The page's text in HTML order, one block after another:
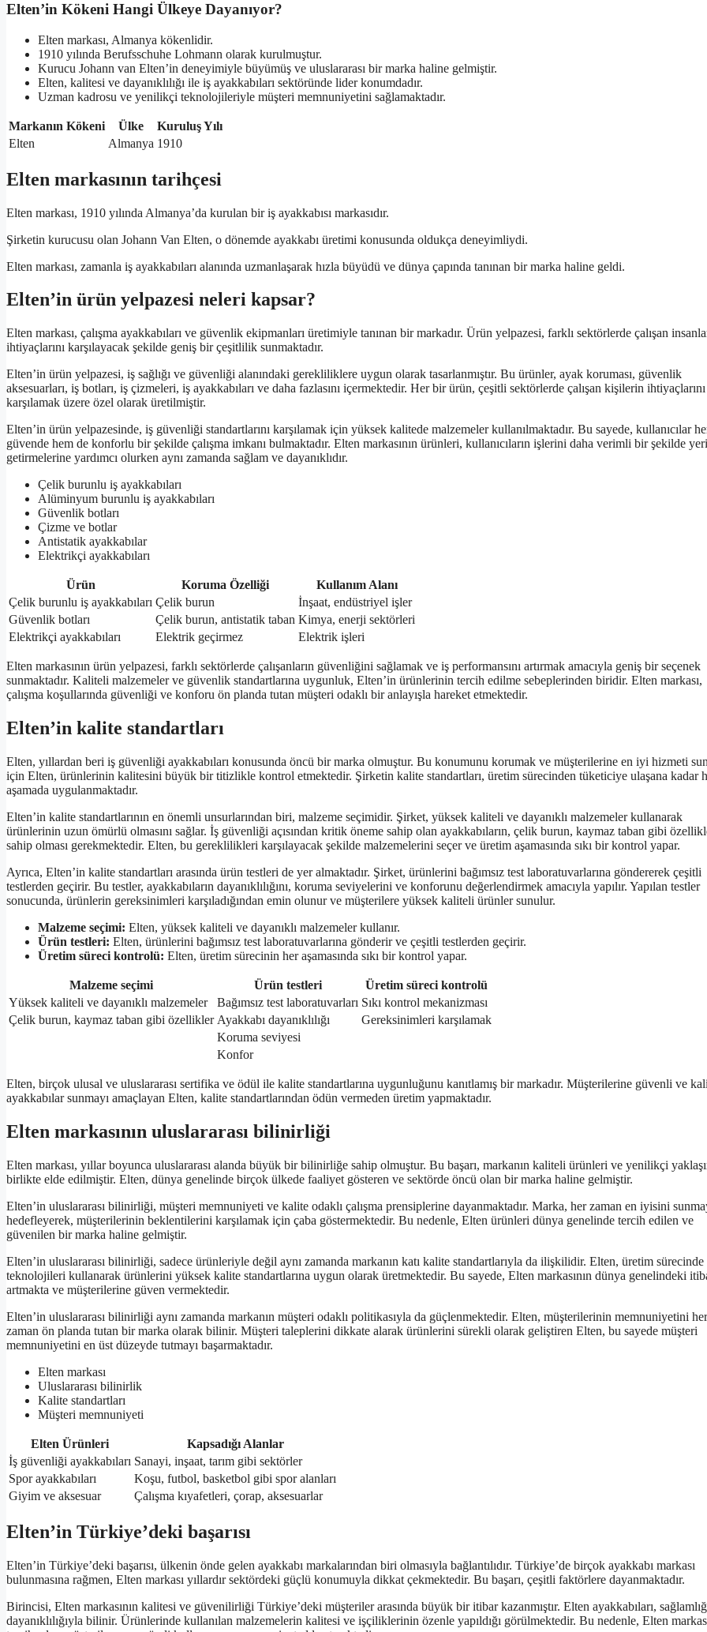
Elten’in Kökeni Hangi Ülkeye Dayanıyor?
Elten markası, Almanya kökenlidir.
1910 yılında Berufsschuhe Lohmann olarak kurulmuştur.
Kurucu Johann van Elten’in deneyimiyle büyümüş ve uluslararası bir marka haline gelmiştir.
Elten, kalitesi ve dayanıklılığı ile iş ayakkabıları sektöründe lider konumdadır.
Uzman kadrosu ve yenilikçi teknolojileriyle müşteri memnuniyetini sağlamaktadır.
Markanın Kökeni Ülke
Kuruluş Yılı
Elten
Almanya 1910
Elten markasının tarihçesi
Elten markası, 1910 yılında Almanya’da kurulan bir iş ayakkabısı markasıdır.
Şirketin kurucusu olan Johann Van Elten, o dönemde ayakkabı üretimi konusunda oldukça deneyimliydi.
Elten markası, zamanla iş ayakkabıları alanında uzmanlaşarak hızla büyüdü ve dünya çapında tanınan bir marka haline geldi.
Elten’in ürün yelpazesi neleri kapsar?
Elten markası, çalışma ayakkabıları ve güvenlik ekipmanları üretimiyle tanınan bir markadır. Ürün yelpazesi, farklı sektörlerde çalışan
ihtiyaçlarını karşılayacak şekilde geniş bir çeşitlilik sunmaktadır.
Elten’in ürün yelpazesi, iş sağlığı ve güvenliği alanındaki gerekliliklere uygun olarak tasarlanmıştır. Bu ürünler, ayak koruması, güvenlik
aksesuarları, iş botları, iş çizmeleri, iş ayakkabıları ve daha fazlasını içermektedir. Her bir ürün, çeşitli sektörlerde çalışan kişilerin ihtiyaçlarını
karşılamak üzere özel olarak üretilmiştir.
Elten’in ürün yelpazesinde, iş güvenliği standartlarını karşılamak için yüksek kalitede malzemeler kullanılmaktadır. Bu sayede, kullanıcılar
güvende hem de konforlu bir şekilde çalışma imkanı bulmaktadır. Elten markasının ürünleri, kullanıcıların işlerini daha verimli bir şekilde
getirmelerine yardımcı olurken aynı zamanda sağlam ve dayanıklıdır.
Çelik burunlu iş ayakkabıları
Alüminyum burunlu iş ayakkabıları
Güvenlik botları
Çizme ve botlar
Antistatik ayakkabılar
Elektrikçi ayakkabıları
Ürün Koruma Özelliği
Kullanım Alanı
Çelik burunlu iş ayakkabıları Çelik burun
İnşaat, endüstriyel işler
Güvenlik botları
Çelik burun, antistatik taban Kimya, enerji sektörleri
Elektrikçi ayakkabıları
Elektrik geçirmez Elektrik işleri
Elten markasının ürün yelpazesi, farklı sektörlerde çalışanların güvenliğini sağlamak ve iş performansını artırmak amacıyla geniş bir seçenek
sunmaktadır. Kaliteli malzemeler ve güvenlik standartlarına uygunluk, Elten’in ürünlerinin tercih edilme sebeplerinden biridir. Elten markası,
çalışma koşullarında güvenliği ve konforu ön planda tutan müşteri odaklı bir anlayışla hareket etmektedir.
Elten’in kalite standartları
Elten, yıllardan beri iş güvenliği ayakkabıları konusunda öncü bir marka olmuştur. Bu konumunu korumak ve müşterilerine en iyi hizmeti
için Elten, ürünlerinin kalitesini büyük bir titizlikle kontrol etmektedir. Şirketin kalite standartları, üretim sürecinden tüketiciye ulaşana kadar
aşamada uygulanmaktadır.
Elten’in kalite standartlarının en önemli unsurlarından biri, malzeme seçimidir. Şirket, yüksek kaliteli ve dayanıklı malzemeler kullanarak
ürünlerinin uzun ömürlü olmasını sağlar. İş güvenliği açısından kritik öneme sahip olan ayakkabıların, çelik burun, kaymaz taban gibi
sahip olması gerekmektedir. Elten, bu gereklilikleri karşılayacak şekilde malzemelerini seçer ve üretim aşamasında sıkı bir kontrol yapar.
Ayrıca, Elten’in kalite standartları arasında ürün testleri de yer almaktadır. Şirket, ürünlerini bağımsız test laboratuvarlarına göndererek çeşitli
testlerden geçirir. Bu testler, ayakkabıların dayanıklılığını, koruma seviyelerini ve konforunu değerlendirmek amacıyla yapılır. Yapılan testler
sonucunda, ürünlerin gereksinimleri karşıladığından emin olunur ve müşterilere yüksek kaliteli ürünler sunulur.
Malzeme seçimi: Elten, yüksek kaliteli ve dayanıklı malzemeler kullanır.
Ürün testleri: Elten, ürünlerini bağımsız test laboratuvarlarına gönderir ve çeşitli testlerden geçirir.
Üretim süreci kontrolü: Elten, üretim sürecinin her aşamasında sıkı bir kontrol yapar.
Malzeme seçimi Ürün testleri
Üretim süreci kontrolü
Yüksek kaliteli ve dayanıklı malzemeler
Bağımsız test laboratuvarları Sıkı kontrol mekanizması
Çelik burun, kaymaz taban gibi özellikler Ayakkabı dayanıklılığı
Gereksinimleri karşılamak
Koruma seviyesi
Konfor
Elten, birçok ulusal ve uluslararası sertifika ve ödül ile kalite standartlarına uygunluğunu kanıtlamış bir markadır. Müşterilerine güvenli ve
ayakkabılar sunmayı amaçlayan Elten, kalite standartlarından ödün vermeden üretim yapmaktadır.
Elten markasının uluslararası bilinirliği
Elten markası, yıllar boyunca uluslararası alanda büyük bir bilinirliğe sahip olmuştur. Bu başarı, markanın kaliteli ürünleri ve yenilikçi
birlikte elde edilmiştir. Elten, dünya genelinde birçok ülkede faaliyet gösteren ve sektörde öncü olan bir marka haline gelmiştir.
Elten’in uluslararası bilinirliği, müşteri memnuniyeti ve kalite odaklı çalışma prensiplerine dayanmaktadır. Marka, her zaman en iyisini
hedefleyerek, müşterilerinin beklentilerini karşılamak için çaba göstermektedir. Bu nedenle, Elten ürünleri dünya genelinde tercih edilen ve
güvenilen bir marka haline gelmiştir.
Elten’in uluslararası bilinirliği, sadece ürünleriyle değil aynı zamanda markanın katı kalite standartlarıyla da ilişkilidir. Elten, üretim sürecinde
teknolojileri kullanarak ürünlerini yüksek kalite standartlarına uygun olarak üretmektedir. Bu sayede, Elten markasının dünya genelindeki
artmakta ve müşterilerine güven vermektedir.
Elten’in uluslararası bilinirliği aynı zamanda markanın müşteri odaklı politikasıyla da güçlenmektedir. Elten, müşterilerinin memnuniyetini her
zaman ön planda tutan bir marka olarak bilinir. Müşteri taleplerini dikkate alarak ürünlerini sürekli olarak geliştiren Elten, bu sayede müşteri
memnuniyetini en üst düzeyde tutmayı başarmaktadır.
Elten markası
Uluslararası bilinirlik
Kalite standartları
Müşteri memnuniyeti
Elten Ürünleri
Kapsadığı Alanlar
İş güvenliği ayakkabıları Sanayi, inşaat, tarım gibi sektörler
Spor ayakkabıları
Koşu, futbol, basketbol gibi spor alanları
Giyim ve aksesuar
Çalışma kıyafetleri, çorap, aksesuarlar
Elten’in Türkiye’deki başarısı
Elten’in Türkiye’deki başarısı, ülkenin önde gelen ayakkabı markalarından biri olmasıyla bağlantılıdır. Türkiye’de birçok ayakkabı markası
bulunmasına rağmen, Elten markası yıllardır sektördeki güçlü konumuyla dikkat çekmektedir. Bu başarı, çeşitli faktörlere dayanmaktadır.
Birincisi, Elten markasının kalitesi ve güvenilirliği Türkiye’deki müşteriler arasında büyük bir itibar kazanmıştır. Elten ayakkabıları,
dayanıklılığıyla bilinir. Ürünlerinde kullanılan malzemelerin kalitesi ve işçiliklerinin özenle yapıldığı görülmektedir. Bu nedenle, Elten